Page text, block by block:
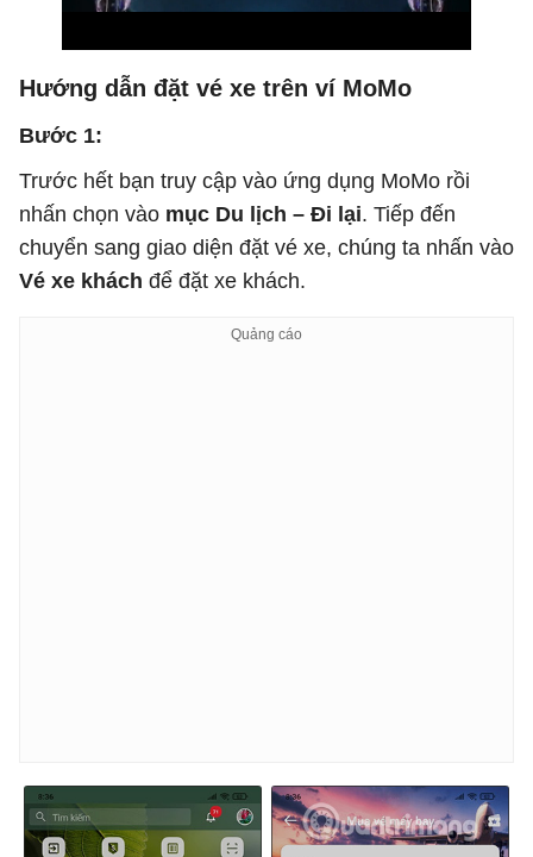
Hướng dẫn đặt vé xe trên ví MoMo
Bước 1:
Trước hết bạn truy cập vào ứng dụng MoMo rồi
nhấn chọn vào mục Du lịch – Đi lại. Tiếp đến
chuyển sang giao diện đặt vé xe, chúng ta nhấn vào
Vé xe khách để đặt xe khách.